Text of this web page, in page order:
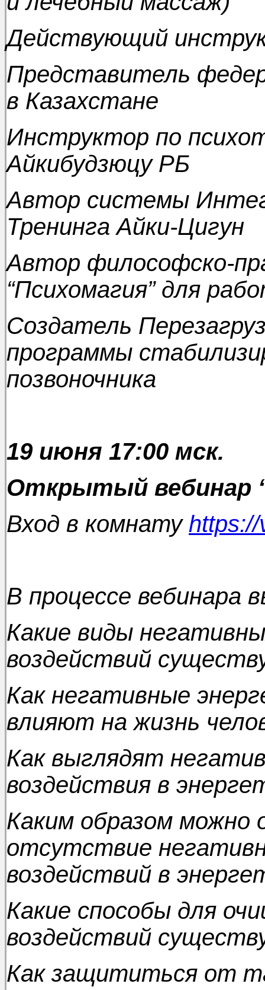
Действующий
Представитель
в Казахстане
Инструктор по
Айкибудзюцу РБ
Автор системы
Тренинга Айки-Цигун
Автор философско-
“Психомагия” для
Создатель
программы
позвоночника
19 июня 17:00 мск.
Открытый вебинар
Вход в комнату
В процессе вебинара
Какие виды
воздействий
Как негативные
влияют на жизнь
Как выглядят
воздействия в
Каким образом можно
отсутствие
воздействий в
Какие способы для
воздействий
Как защититься от